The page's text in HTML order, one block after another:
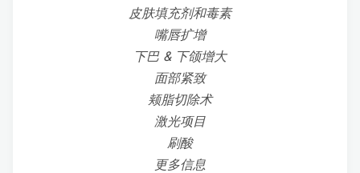
皮肤填充剂和毒素
嘴唇扩增
下巴 & 下颌增大
面部紧致
颊脂切除术
激光项目
刷酸
更多信息